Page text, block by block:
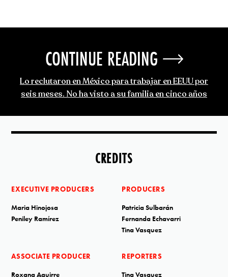
CONTINUE READING
Lo reclutaron en México para trabajar en EEUU por
seis meses. No ha visto a su familia en cinco años
CREDITS
EXECUTIVE PRODUCERS
Maria Hinojosa
Peniley Ramírez
PRODUCERS
Patricia Sulbarán
Fernanda Echavarri
Tina Vasquez
ASSOCIATE PRODUCER
Roxana Aguirre
REPORTERS
Tina Vasquez